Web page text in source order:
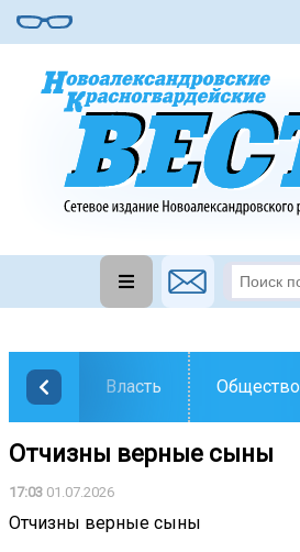
Власть Общество
Отчизны верные сыны
17:03 01.07.2026
Отчизны верные сыны